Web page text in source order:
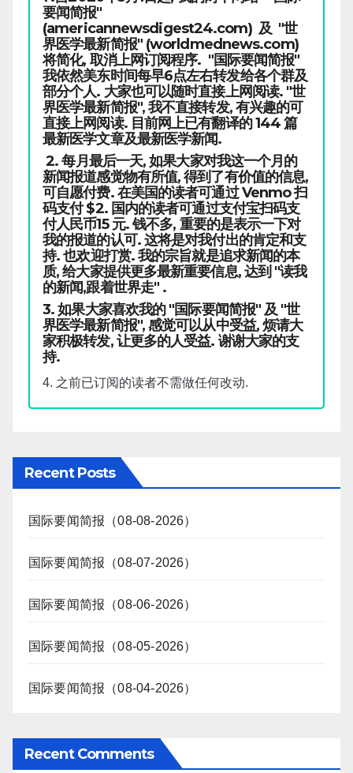
要闻简报"
(americannewsdigest24.com) 及 "世
界医学最新简报" (worldmednews.com)
将简化, 取消上网订阅程序. "国际要闻简报"
我依然美东时间每早6点左右转发给各个群及
部分个人. 大家也可以随时直接上网阅读. "世
界医学最新简报", 我不直接转发, 有兴趣的可
直接上网阅读. 目前网上已有翻译的 144 篇
最新医学文章及最新医学新闻.
2. 每月最后一天, 如果大家对我这一个月的
新闻报道感觉物有所值, 得到了有价值的信息,
可自愿付费. 在美国的读者可通过 Venmo 扫
码支付 $2. 国内的读者可通过支付宝扫码支
付人民币15 元. 钱不多, 重要的是表示一下对
我的报道的认可. 这将是对我付出的肯定和支
持. 也欢迎打赏. 我的宗旨就是追求新闻的本
质, 给大家提供更多最新重要信息, 达到 "读我
的新闻,跟着世界走" .
3. 如果大家喜欢我的 "国际要闻简报" 及 "世
界医学最新简报", 感觉可以从中受益, 烦请大
家积极转发, 让更多的人受益. 谢谢大家的支
持.
4. 之前已订阅的读者不需做任何改动.
Recent Posts
国际要闻简报（08-08-2026）
国际要闻简报（08-07-2026）
国际要闻简报（08-06-2026）
国际要闻简报（08-05-2026）
国际要闻简报（08-04-2026）
Recent Comments